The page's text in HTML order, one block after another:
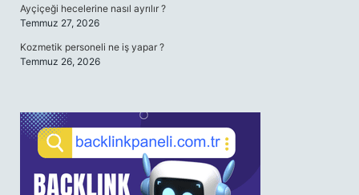
Ayçiçeği hecelerine nasıl ayrılır ?
Temmuz 27, 2026
Kozmetik personeli ne iş yapar ?
Temmuz 26, 2026